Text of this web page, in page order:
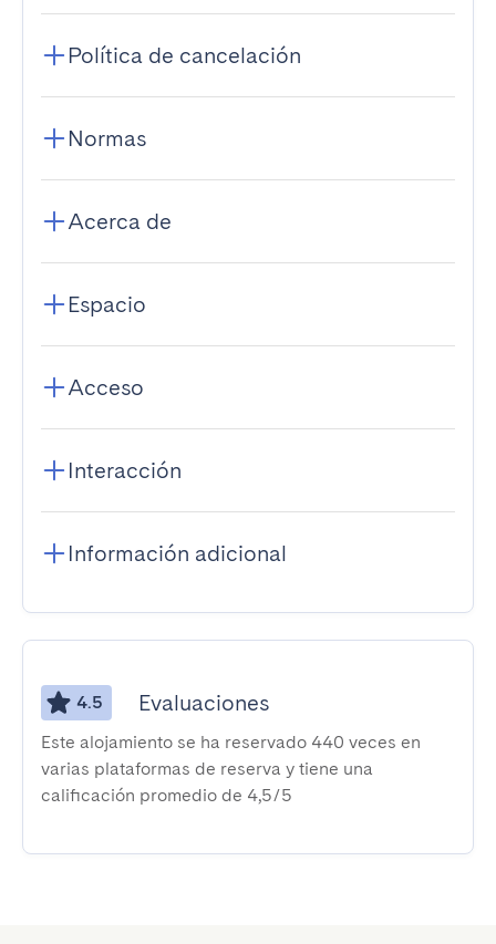
Política de cancelación
Normas
Acerca de
Espacio
Acceso
Interacción
Información adicional
4.5 Evaluaciones
Este alojamiento se ha reservado 440 veces en
varias plataformas de reserva y tiene una
calificación promedio de 4,5/5